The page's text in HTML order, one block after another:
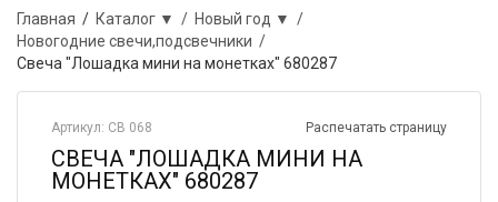
Главная / Каталог ▼ / Новый год ▼ /
Новогодние свечи,подсвечники /
Свеча "Лошадка мини на монетках" 680287
Распечатать страницу
Артикул: СВ 068
СВЕЧА "ЛОШАДКА МИНИ НА
МОНЕТКАХ" 680287